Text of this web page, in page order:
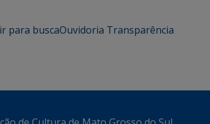
ir para buscaOuvidoria Transparência